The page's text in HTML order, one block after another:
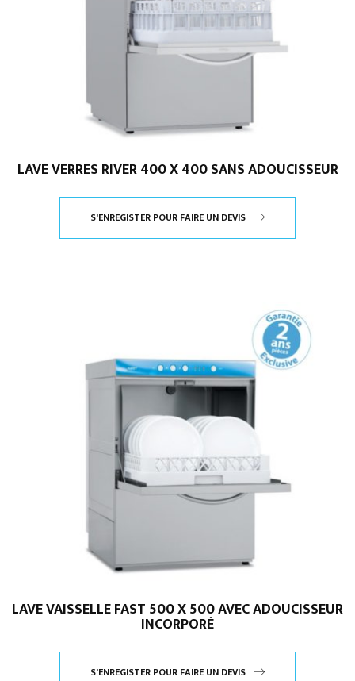
LAVE VERRES RIVER 400 X 400 SANS ADOUCISSEUR
S'ENREGISTER POUR FAIRE UN DEVIS
LAVE VAISSELLE FAST 500 X 500 AVEC ADOUCISSEUR
INCORPORÉ
S'ENREGISTER POUR FAIRE UN DEVIS